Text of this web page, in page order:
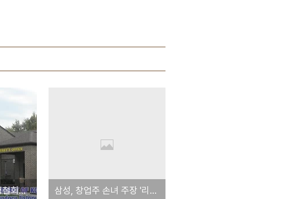
'리제트 리, 나는 이병철회장 손녀 지영 - 삼성 부인할 줄 알았다' - 리제트 리 변호사 현지확인 삼성, 창업주 손녀 주장 '리제트 리' 사실무근 재확인